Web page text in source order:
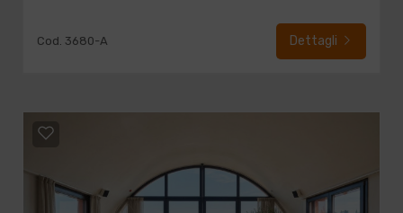
Cod. 3680-A Dettagli